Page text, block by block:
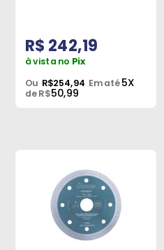
R$ 242,19
à vista no Pix
Ou R$254,94 Em até5X
de R$50,99